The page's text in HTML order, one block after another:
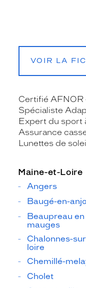
VOIR LA
Certifié AFNOR
Spécialiste
Expert du sport
Assurance
Lunettes de
Maine-et-Loire
Angers
Baugé-en-
Beaupreau en
mauges
Chalonnes-
loire
Chemillé-
Cholet